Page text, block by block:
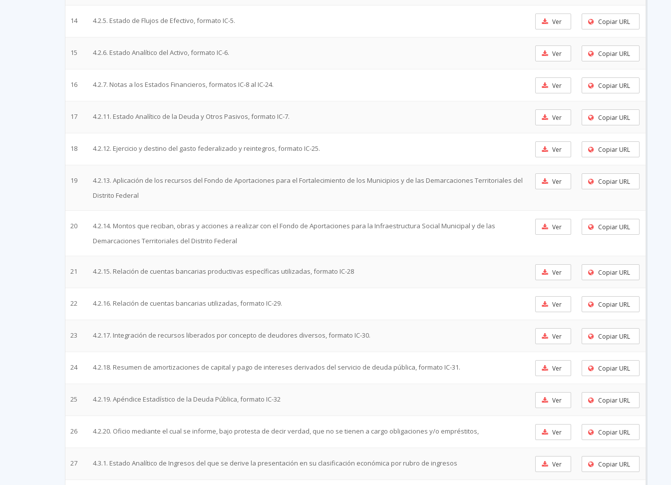
14 4.2.5. Estado de Flujos de Efectivo, formato IC-5. Ver Copiar URL
15 4.2.6. Estado Analítico del Activo, formato IC-6. Ver Copiar URL
16 4.2.7. Notas a los Estados Financieros, formatos IC-8 al IC-24. Ver Copiar URL
17 4.2.11. Estado Analítico de la Deuda y Otros Pasivos, formato IC-7. Ver Copiar URL
18 4.2.12. Ejercicio y destino del gasto federalizado y reintegros, formato IC-25. Ver Copiar URL
19
4.2.13. Aplicación de los recursos del Fondo de Aportaciones para el Fortalecimiento de los Municipios y de las Demarcaciones Territoriales del
Distrito Federal
Ver Copiar URL
20
4.2.14. Montos que reciban, obras y acciones a realizar con el Fondo de Aportaciones para la Infraestructura Social Municipal y de las
Demarcaciones Territoriales del Distrito Federal
Ver Copiar URL
21 4.2.15. Relación de cuentas bancarias productivas específicas utilizadas, formato IC-28 Ver Copiar URL
22 4.2.16. Relación de cuentas bancarias utilizadas, formato IC-29. Ver Copiar URL
23 4.2.17. Integración de recursos liberados por concepto de deudores diversos, formato IC-30. Ver Copiar URL
24 4.2.18. Resumen de amortizaciones de capital y pago de intereses derivados del servicio de deuda pública, formato IC-31. Ver Copiar URL
25 4.2.19. Apéndice Estadístico de la Deuda Pública, formato IC-32 Ver Copiar URL
26 4.2.20. Oficio mediante el cual se informe, bajo protesta de decir verdad, que no se tienen a cargo obligaciones y/o empréstitos, Ver Copiar URL
27 4.3.1. Estado Analítico de Ingresos del que se derive la presentación en su clasificación económica por rubro de ingresos Ver Copiar URL